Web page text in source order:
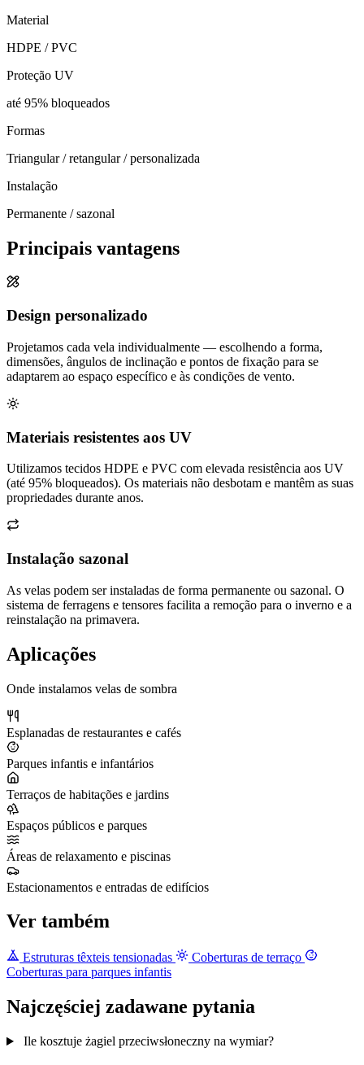
Material
HDPE / PVC
Proteção UV
até 95% bloqueados
Formas
Triangular / retangular / personalizada
Instalação
Permanente / sazonal
Principais vantagens
Design personalizado
Projetamos cada vela individualmente — escolhendo a forma,
dimensões, ângulos de inclinação e pontos de fixação para se
adaptarem ao espaço específico e às condições de vento.
Materiais resistentes aos UV
Utilizamos tecidos HDPE e PVC com elevada resistência aos UV
(até 95% bloqueados). Os materiais não desbotam e mantêm as suas
propriedades durante anos.
Instalação sazonal
As velas podem ser instaladas de forma permanente ou sazonal. O
sistema de ferragens e tensores facilita a remoção para o inverno e a
reinstalação na primavera.
Aplicações
Onde instalamos velas de sombra
Esplanadas de restaurantes e cafés
Parques infantis e infantários
Terraços de habitações e jardins
Espaços públicos e parques
Áreas de relaxamento e piscinas
Estacionamentos e entradas de edifícios
Ver também
Estruturas têxteis tensionadas
Coberturas de terraço
Coberturas para parques infantis
Najczęściej zadawane pytania
Ile kosztuje żagiel przeciwsłoneczny na wymiar?